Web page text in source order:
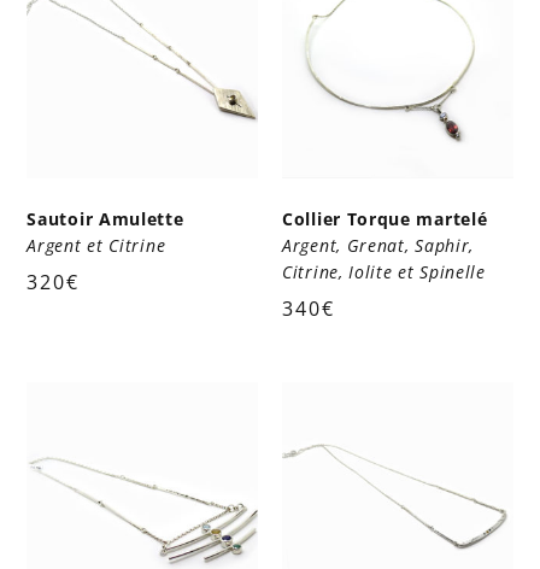
Sautoir Amulette
Argent et Citrine
320€
Collier Torque martelé
Argent, Grenat, Saphir,
Citrine, Iolite et Spinelle
340€